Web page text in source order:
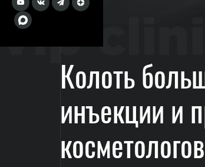
vip
Колоть
инъекции и